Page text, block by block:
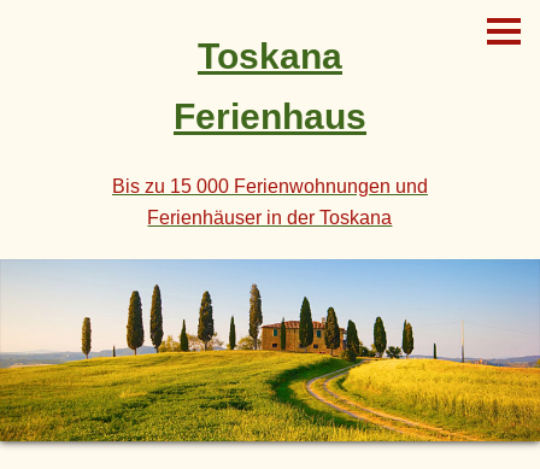
Toskana
Ferienhaus
Bis zu 15 000 Ferienwohnungen und
Ferienhäuser in der Toskana